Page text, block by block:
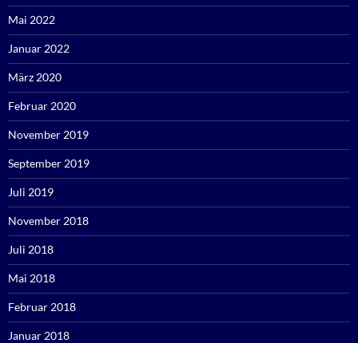
Mai 2022
Januar 2022
März 2020
Februar 2020
November 2019
September 2019
Juli 2019
November 2018
Juli 2018
Mai 2018
Februar 2018
Januar 2018